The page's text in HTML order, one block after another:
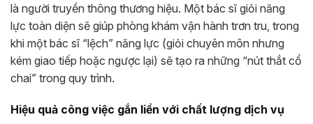
là người truyền thông thương hiệu. Một bác sĩ giỏi năng
lực toàn diện sẽ giúp phòng khám vận hành trơn tru, trong
khi một bác sĩ “lệch” năng lực (giỏi chuyên môn nhưng
kém giao tiếp hoặc ngược lại) sẽ tạo ra những “nút thắt cổ
chai” trong quy trình.
Hiệu quả công việc gắn liền với chất lượng dịch vụ